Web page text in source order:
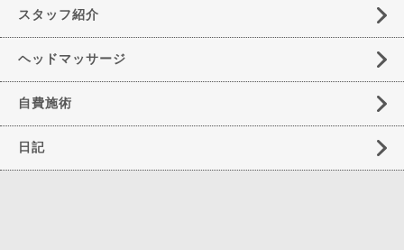
スタッフ紹介
ヘッドマッサージ
自費施術
日記